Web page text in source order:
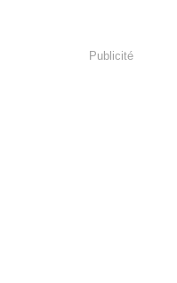
Publicité